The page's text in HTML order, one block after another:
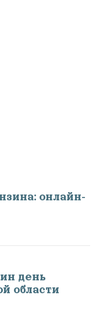
онлайн-
день
области